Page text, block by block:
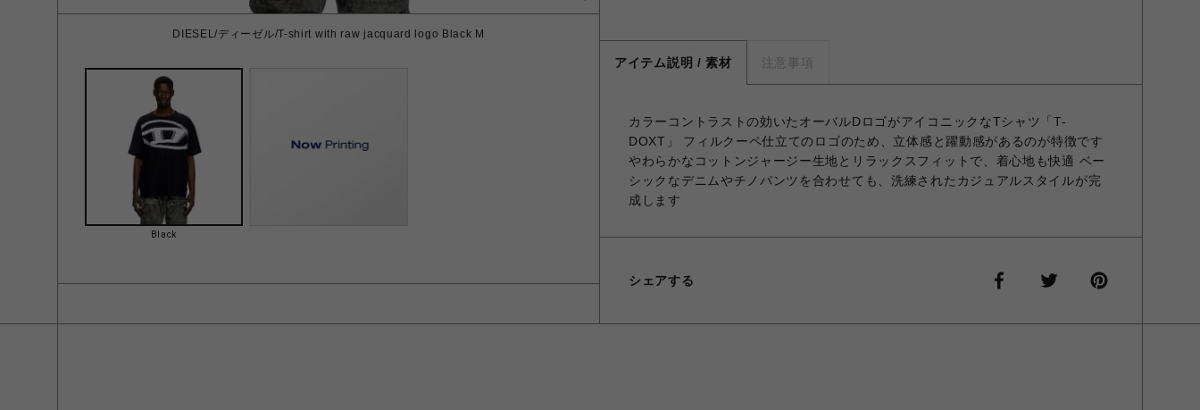
DIESEL/ディーゼル/T-shirt with raw jacquard logo Black M
Black
アイテム説明 / 素材 注意事項
カラーコントラストの効いたオーバルDロゴがアイコニックなTシャツ「T-
DOXT」 フィルクーペ仕立てのロゴのため、立体感と躍動感があるのが特徴です
やわらかなコットンジャージー生地とリラックスフィットで、着心地も快適 ベー
シックなデニムやチノパンツを合わせても、洗練されたカジュアルスタイルが完
成します
シェアする